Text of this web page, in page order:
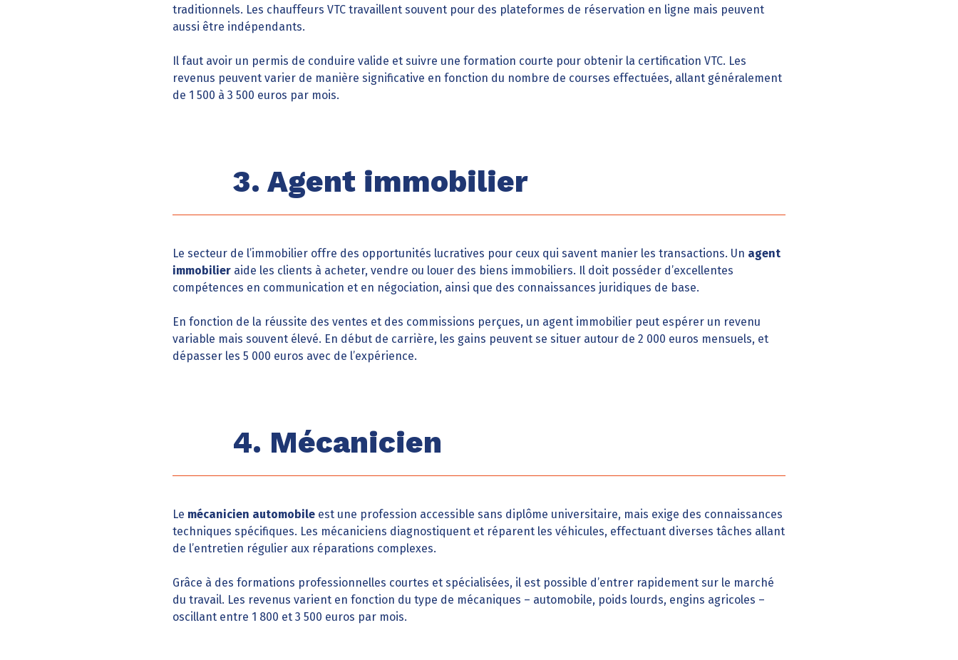
traditionnels. Les chauffeurs VTC travaillent souvent pour des plateformes de réservation en ligne mais peuvent
aussi être indépendants.
Il faut avoir un permis de conduire valide et suivre une formation courte pour obtenir la certification VTC. Les
revenus peuvent varier de manière significative en fonction du nombre de courses effectuées, allant généralement
de 1 500 à 3 500 euros par mois.
3. Agent immobilier
Le secteur de l’immobilier offre des opportunités lucratives pour ceux qui savent manier les transactions. Un agent
immobilier aide les clients à acheter, vendre ou louer des biens immobiliers. Il doit posséder d’excellentes
compétences en communication et en négociation, ainsi que des connaissances juridiques de base.
En fonction de la réussite des ventes et des commissions perçues, un agent immobilier peut espérer un revenu
variable mais souvent élevé. En début de carrière, les gains peuvent se situer autour de 2 000 euros mensuels, et
dépasser les 5 000 euros avec de l’expérience.
4. Mécanicien
Le mécanicien automobile est une profession accessible sans diplôme universitaire, mais exige des connaissances
techniques spécifiques. Les mécaniciens diagnostiquent et réparent les véhicules, effectuant diverses tâches allant
de l’entretien régulier aux réparations complexes.
Grâce à des formations professionnelles courtes et spécialisées, il est possible d’entrer rapidement sur le marché
du travail. Les revenus varient en fonction du type de mécaniques – automobile, poids lourds, engins agricoles –
oscillant entre 1 800 et 3 500 euros par mois.